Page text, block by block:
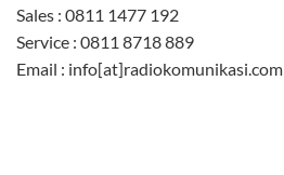
Sales : 0811 1477 192
Service : 0811 8718 889
Email : info[at]radiokomunikasi.com